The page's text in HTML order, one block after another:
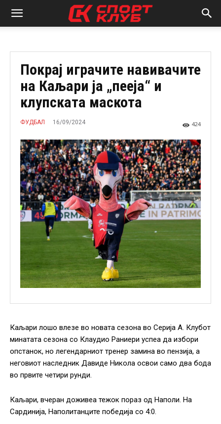
Покрај играчите навивачите
на Каљари ја „пееја“ и
клупската маскота
ФУДБАЛ 16/09/2024 424
Каљари лошо влезе во новата сезона во Серија А. Клубот
минатата сезона со Клаудио Раниери успеа да избори
опстанок, но легендарниот тренер замина во пензија, а
неговиот наследник Давиде Никола освои само два бода
во првите четири рунди.
Каљари, вчеран доживеа тежок пораз од Наполи. На
Сардинија, Наполитанците победија со 4:0.